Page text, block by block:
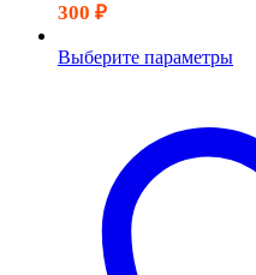
300 ₽
Выберите параметры